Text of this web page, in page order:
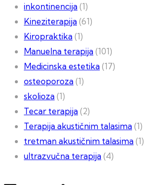
inkontinencija(1)
Kineziterapija(61)
Kiropraktika(1)
Manuelna terapija(101)
Medicinska estetika(17)
osteoporoza(1)
skolioza(1)
Tecar terapija(2)
Terapija akustičnim talasima(1)
tretman akustičnim talasima(1)
ultrazvučna terapija(4)